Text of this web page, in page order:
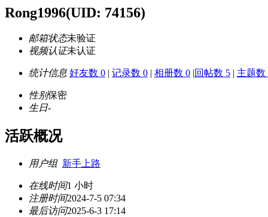
Rong1996(UID: 74156)
邮箱状态未验证
视频认证未认证
统计信息 好友数 0 | 记录数 0 | 相册数 0 |回帖数 5 | 主题数
性别保密
生日-
活跃概况
用户组 新手上路
在线时间1 小时
注册时间2024-7-5 07:34
最后访问2025-6-3 17:14